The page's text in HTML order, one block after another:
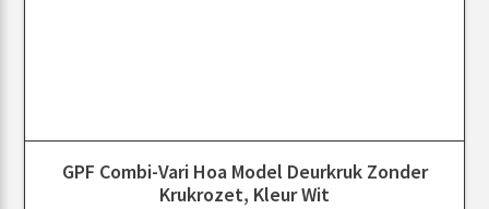
GPF Combi-Vari Hoa Model Deurkruk Zonder
Krukrozet, Kleur Wit